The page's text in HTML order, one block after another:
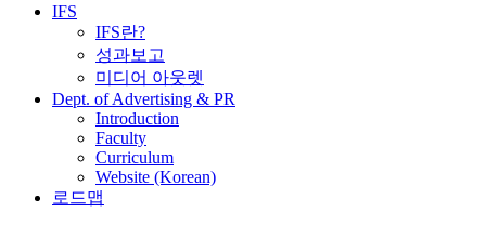
IFS
IFS란?
성과보고
미디어 아웃렛
Dept. of Advertising & PR
Introduction
Faculty
Curriculum
Website (Korean)
로드맵